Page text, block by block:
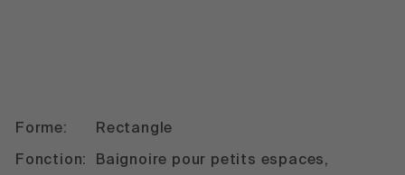
Forme: Rectangle
Fonction:
Baignoire pour petits espaces,